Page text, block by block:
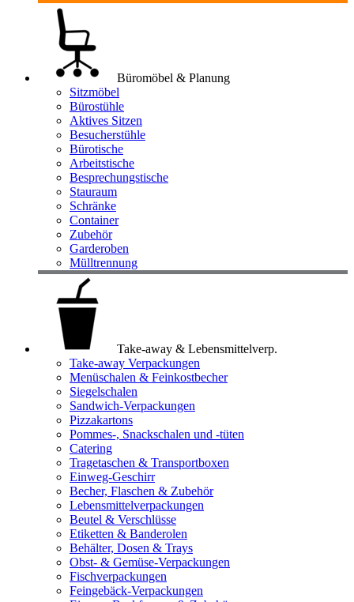
Büromöbel & Planung
Sitzmöbel
Bürostühle
Aktives Sitzen
Besucherstühle
Bürotische
Arbeitstische
Besprechungstische
Stauraum
Schränke
Container
Zubehör
Garderoben
Mülltrennung
Take-away & Lebensmittelverp.
Take-away Verpackungen
Menüschalen & Feinkostbecher
Siegelschalen
Sandwich-Verpackungen
Pizzakartons
Pommes-, Snackschalen und -tüten
Catering
Tragetaschen & Transportboxen
Einweg-Geschirr
Becher, Flaschen & Zubehör
Lebensmittelverpackungen
Beutel & Verschlüsse
Etiketten & Banderolen
Behälter, Dosen & Trays
Obst- & Gemüse-Verpackungen
Fischverpackungen
Feingebäck-Verpackungen